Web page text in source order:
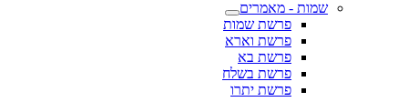
שמות - מאמרים
פרשת שמות
פרשת וארא
פרשת בא
פרשת בשלח
פרשת יתרו